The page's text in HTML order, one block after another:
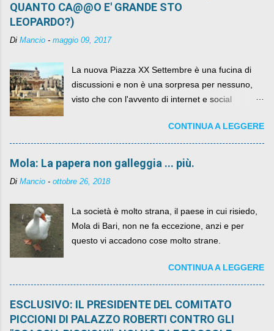
QUANTO CA@@O E' GRANDE STO
LEOPARDO?)
Di Mancio - maggio 09, 2017
La nuova Piazza XX Settembre è una fucina di
discussioni e non è una sorpresa per nessuno,
visto che con l'avvento di internet e social
sua lasciandone anche traccia scritta nel web.
CONTINUA A LEGGERE
Mola: La papera non galleggia ... più.
Di Mancio - ottobre 26, 2018
La società è molto strana, il paese in cui risiedo,
Mola di Bari, non ne fa eccezione, anzi e per
questo vi accadono cose molto strane.
CONTINUA A LEGGERE
ESCLUSIVO: IL PRESIDENTE DEL COMITATO
PICCIONI DI PALAZZO ROBERTI CONTRO GLI